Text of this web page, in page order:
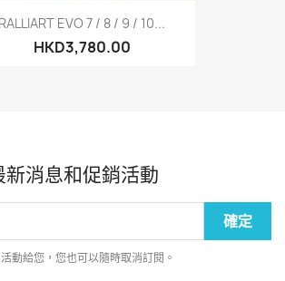
RALLIART EVO 7 / 8 / 9 / 10...
HKD3,780.00
消息和促銷活動
動給您，您也可以隨時取消訂閱。